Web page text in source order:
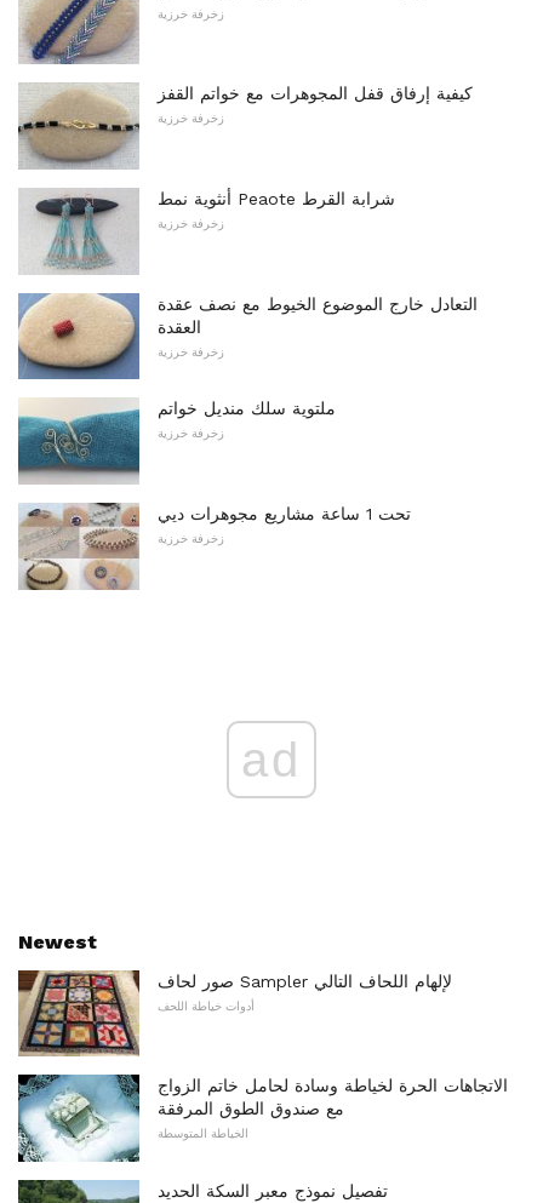
زخرفة خرزية
كيفية إرفاق قفل المجوهرات مع خواتم القفز
زخرفة خرزية
أنثوية نمط Peaote شرابة القرط
زخرفة خرزية
التعادل خارج الموضوع الخيوط مع نصف عقدة
العقدة
زخرفة خرزية
ملتوية سلك منديل خواتم
زخرفة خرزية
تحت 1 ساعة مشاريع مجوهرات ديي
زخرفة خرزية
ad
Newest
صور لحاف Sampler لإلهام اللحاف التالي
أدوات خياطة اللحف
الاتجاهات الحرة لخياطة وسادة لحامل خاتم الزواج
مع صندوق الطوق المرفقة
الخياطة المتوسطة
تفصيل نموذج معبر السكة الحديد